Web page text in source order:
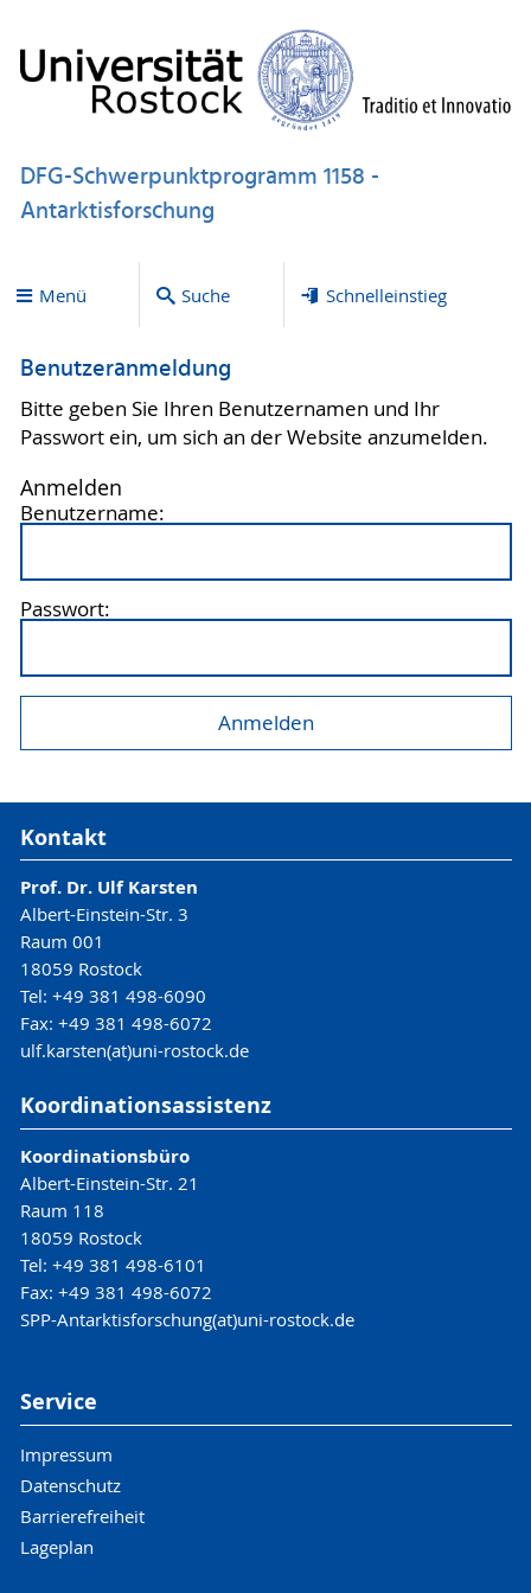
DFG-Schwerpunktprogramm 1158 -
Antarktisforschung
Menü Suche Schnelleinstieg
Benutzeranmeldung
Bitte geben Sie Ihren Benutzernamen und Ihr
Passwort ein, um sich an der Website anzumelden.
Anmelden
Benutzername:
Passwort:
Kontakt
Prof. Dr. Ulf Karsten
Albert-Einstein-Str. 3
Raum 001
18059 Rostock
Tel: +49 381 498-6090
Fax: +49 381 498-6072
ulf.karsten(at)uni-rostock.de
Koordinationsassistenz
Koordinationsbüro
Albert-Einstein-Str. 21
Raum 118
18059 Rostock
Tel: +49 381 498-6101
Fax: +49 381 498-6072
SPP-Antarktisforschung(at)uni-rostock.de
Service
Impressum
Datenschutz
Barrierefreiheit
Lageplan